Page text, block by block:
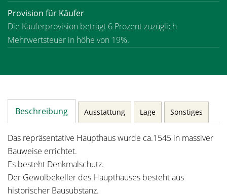
Provision für Käufer
Die Käuferprovision beträgt 6 Prozent zuzüglich
Mehrwertsteuer in höhe von 19%.
Beschreibung Ausstattung Lage Sonstiges
Das repräsentative Haupthaus wurde ca.1545 in massiver
Bauweise errichtet.
Es besteht Denkmalschutz.
Der Gewölbekeller des Haupthauses besteht aus
historischer Bausubstanz.